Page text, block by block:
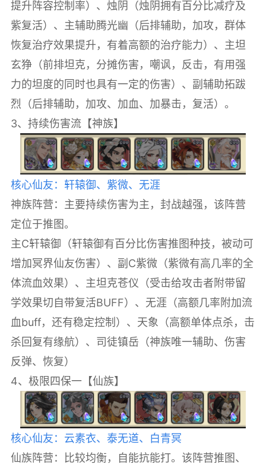
提升阵容控制率）、烛阴（烛阴拥有百分比减疗及
紫复活）、主辅助腾光幽（后排辅助，加攻，群体
恢复治疗效果提升，有着高额的治疗能力）、主坦
玄狰（前排坦克，分摊伤害，嘲讽，反击，有用强
力的坦度的同时也具有一定的伤害）、副辅助拓跋
烈（后排辅助，加攻、加血、加暴击，复活）。
3、持续伤害流【神族】
核心仙友：轩辕御、紫微、无涯
神族阵营：主要持续伤害为主，封战越强，该阵营
定位于推图。
主C轩辕御（轩辕御有百分比伤害推图种技，被动可
增加冥界仙友伤害）、副C紫微（紫微有高几率的全
体流血效果）、主坦克苍仪（受击给攻击者附带留
学效果切自带复活BUFF）、无涯（高额几率附加流
血buff，还有稳定控制）、天象（高额单体点杀，击
杀回复有缘航）、司徒镇岳（神族唯一辅助、伤害
反弹、恢复）
4、极限四保一【仙族】
核心仙友：云素衣、泰无道、白青冥
仙族阵营：比较均衡，自能抗能打。该阵营推图、